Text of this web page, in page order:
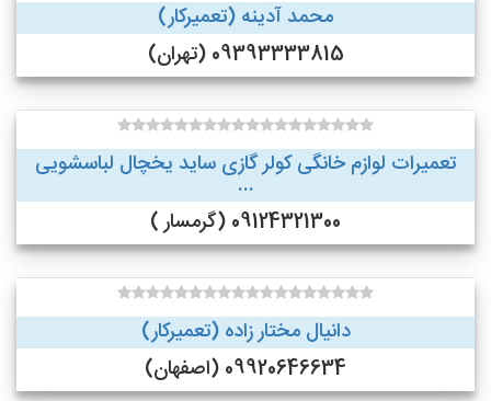
محمد آدینه (تعمیرکار)
09393333815 (تهران)
تعمیرات لوازم خانگی کولر گازی ساید یخچال لباسشویی
...
09124321300 (گرمسار )
دانیال مختار زاده (تعمیرکار)
09920646634 (اصفهان)